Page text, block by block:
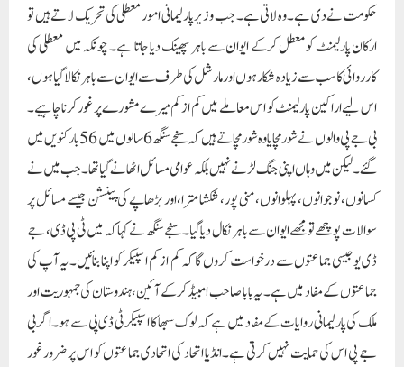
حکومت نے دی ہے۔وہ لاتی ہے۔ جب وزیر پارلیمانی امور معطلی کی تحریک لاتے ہیں تو
ارکان پارلیمنٹ کو معطل کرکے ایوان سے باہر پھینک دیا جاتا ہے۔ چونکہ میں معطلی کی
کارروائی کا سب سے زیادہ شکار ہوں اور مارشل کی طرف سے ایوان سے باہر نکالا گیا ہوں،
اس لیے اراکین پارلیمنٹ کو اس معاملے میں کم از کم میرے مشورے پر غور کرنا چاہیے۔
بی جے پی والوں نے شور مچایاوہ شور مچاتے ہیں کہ سنجے سنگھ 6 سالوں میں 56 بار کنویں میں
گئے۔ لیکن میں وہاں اپنی جنگ لڑنے نہیں بلکہ عوامی مسائل اٹھانے گیا تھا۔ جب میں نے
کسانوں، نوجوانوں، پہلوانوں، منی پور، شکشا مترا، اور بڑھاپے کی پینشن جیسے مسائل پر
سوالات پوچھے تو مجھے ایوان سے باہر نکال دیا گیا۔ سنجے سنگھ نے کہا کہ میں ٹی پی ڈی، جے
ڈی یو جیسی جماعتوں سے درخواست کروں گا کہ کم از کم اسپیکر کو اپنا بنائیں۔ یہ آپ کی
جماعتوں کے مفاد میں ہے۔ یہ بابا صاحب امبیڈکر کے آئین، ہندوستان کی جمہوریت اور
ملک کی پارلیمانی روایات کے مفاد میں ہے کہ لوک سبھا کا اسپیکر ٹی ڈی پی سے ہو۔ اگر بی
جے پی اس کی حمایت نہیں کرتی ہے۔انڈیا اتحاد کی اتحادی جماعتوں کو اس پر ضرور غور